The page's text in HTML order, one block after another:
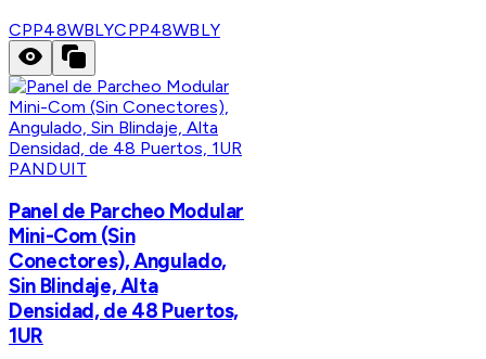
CPP48WBLYCPP48WBLY
PANDUIT
Panel de Parcheo Modular
Mini-Com (Sin
Conectores), Angulado,
Sin Blindaje, Alta
Densidad, de 48 Puertos,
1UR